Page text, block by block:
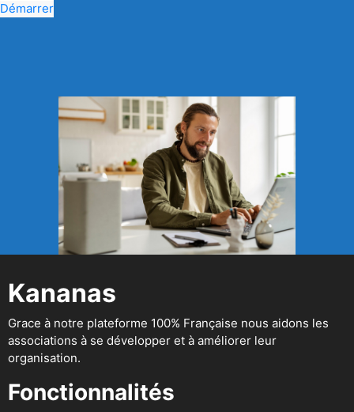
Démarrer
Kananas
Grace à notre plateforme 100% Française nous aidons les
associations à se développer et à améliorer leur
organisation.
Fonctionnalités